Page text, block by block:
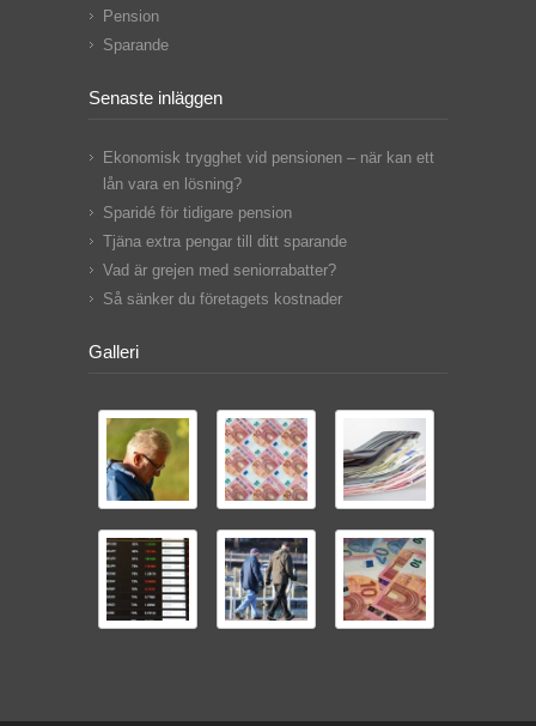
Pension
Sparande
Senaste inläggen
Ekonomisk trygghet vid pensionen – när kan ett
lån vara en lösning?
Sparidé för tidigare pension
Tjäna extra pengar till ditt sparande
Vad är grejen med seniorrabatter?
Så sänker du företagets kostnader
Galleri